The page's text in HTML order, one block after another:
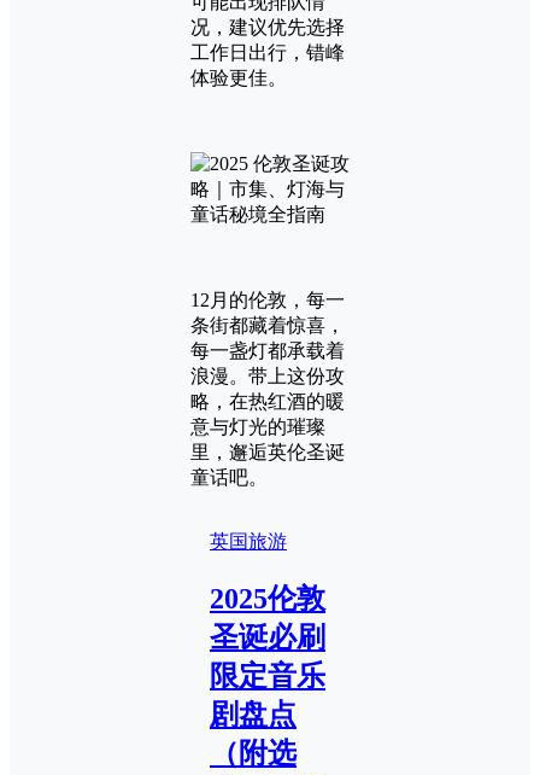
况，建议优先选择
工作日出行，错峰
体验更佳。
12月的伦敦，每一
条街都藏着惊喜，
每一盏灯都承载着
浪漫。带上这份攻
略，在热红酒的暖
意与灯光的璀璨
里，邂逅英伦圣诞
童话吧。
英国旅游
2025伦敦
圣诞必刷
限定音乐
剧盘点
（附选